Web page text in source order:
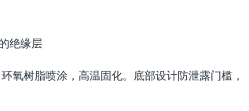
绝缘层
氧树脂喷涂，高温固化。底部设计防泄露门槛，